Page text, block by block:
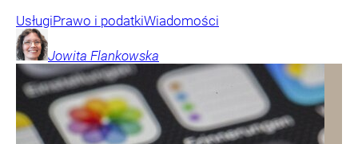
UsługiPrawo i podatkiWiadomości
Jowita Flankowska